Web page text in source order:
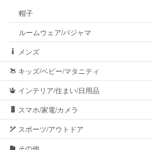
帽子
ルームウェア/パジャマ
メンズ
キッズ/ベビー/マタニティ
インテリア/住まい/日用品
スマホ/家電/カメラ
スポーツ/アウトドア